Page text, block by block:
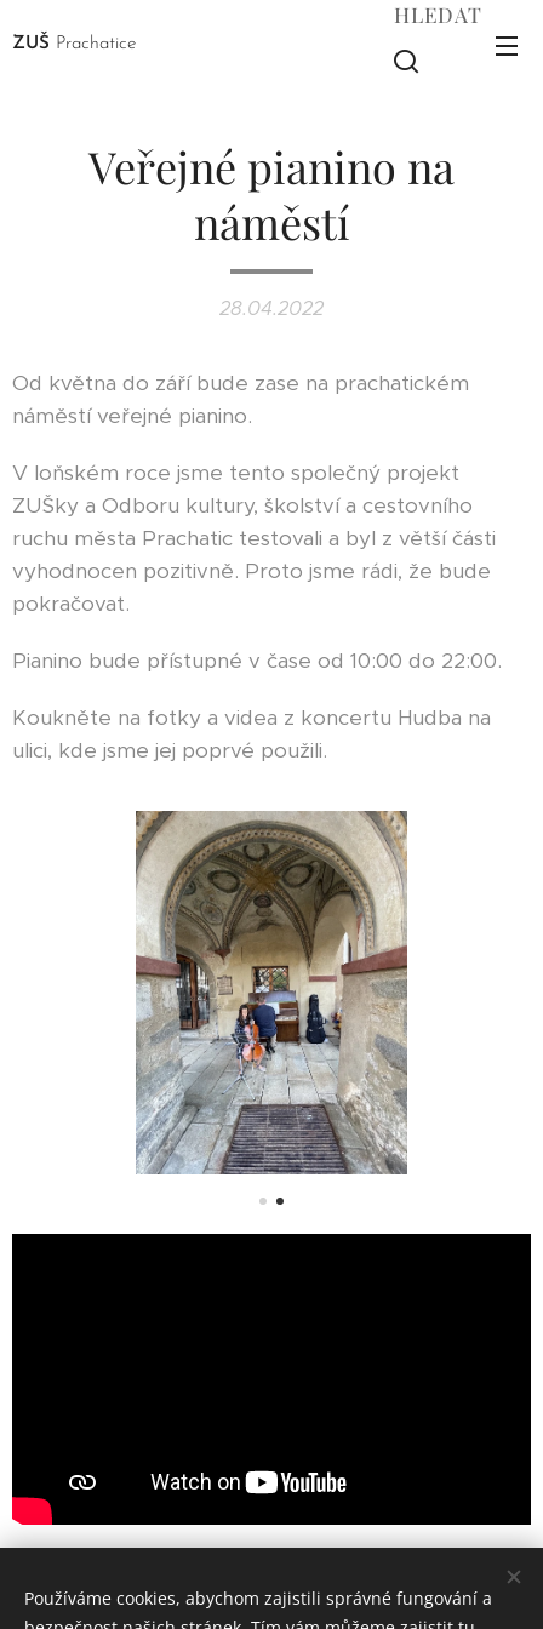
ZUŠ Prachatice
HLEDAT
Veřejné pianino na
náměstí
28.04.2022
Od května do září bude zase na prachatickém
náměstí veřejné pianino.
V loňském roce jsme tento společný projekt
ZUŠky a Odboru kultury, školství a cestovního
ruchu města Prachatic testovali a byl z větší části
vyhodnocen pozitivně. Proto jsme rádi, že bude
pokračovat.
Pianino bude přístupné v čase od 10:00 do 22:00.
Koukněte na fotky a videa z koncertu Hudba na
ulici, kde jsme jej poprvé použili.
Používáme cookies, abychom zajistili správné fungování a